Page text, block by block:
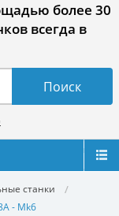
более 30
всегда в
станки
- Mk6